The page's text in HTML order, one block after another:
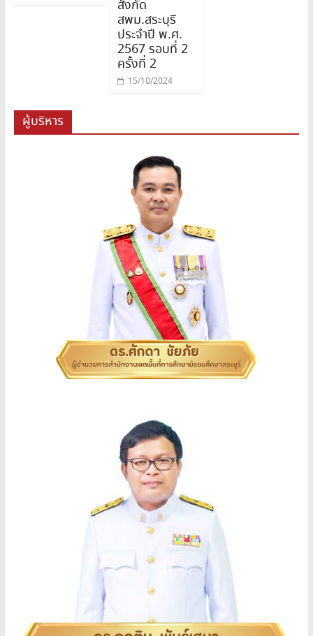
สังกัด
สพม.สระบุรี
ประจำปี พ.ศ.
2567 รอบที่ 2
ครั้งที่ 2
15/10/2024
ผู้บริหาร